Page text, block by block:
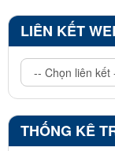
LIÊN KẾT
THỐNG KÊ